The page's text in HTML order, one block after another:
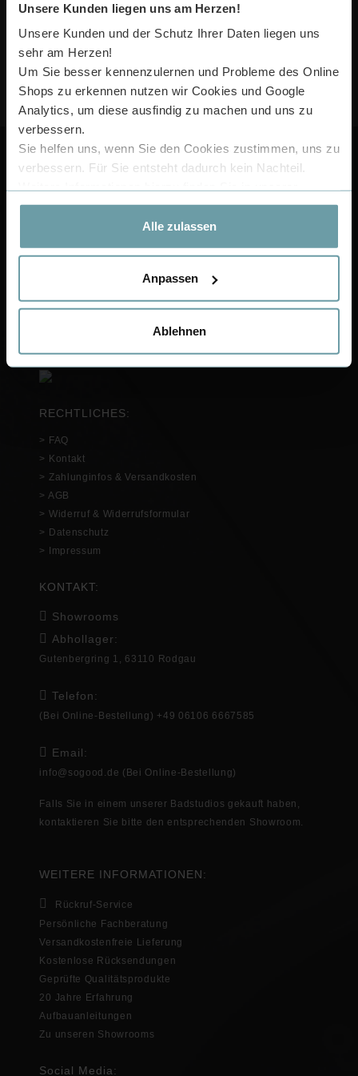
Unsere Kunden liegen uns am Herzen!
Unsere Kunden und der Schutz Ihrer Daten liegen uns
sehr am Herzen!
Um Sie besser kennenzulernen und Probleme des Online
Shops zu erkennen nutzen wir Cookies und Google
Analytics, um diese ausfindig zu machen und uns zu
verbessern.
Sie helfen uns, wenn Sie den Cookies zustimmen, uns zu
verbessern. Für Sie entsteht dadurch kein Nachteil.
Datenschutzerklärung.
Alle zulassen
Anpassen
Ablehnen
30 TAGE RÜCKGABERECHT
100% GELD ZURÜCK GARANTIE!
FRAGEN ZUM PRODUKT??
Mo.-Fr.: 10:00-17:00 Uhr
Über 100.000 Bewertungen sprechen für sich:
Wir sind Lionshome Partner:
RECHTLICHES:
> FAQ
> Kontakt
> Zahlunginfos & Versandkosten
> AGB
> Widerruf & Widerrufsformular
> Datenschutz
> Impressum
KONTAKT:
Showrooms
Abhollager:
Gutenbergring 1, 63110 Rodgau
Telefon:
(Bei Online-Bestellung) +49 06106 6667585
Email:
info@sogood.de (Bei Online-Bestellung)
Falls Sie in einem unserer Badstudios gekauft haben,
kontaktieren Sie bitte den entsprechenden Showroom.
WEITERE INFORMATIONEN:
Rückruf-Service
Persönliche Fachberatung
Versandkostenfreie Lieferung
Kostenlose Rücksendungen
Geprüfte Qualitätsprodukte
20 Jahre Erfahrung
Aufbauanleitungen
Zu unseren Showrooms
Social Media: